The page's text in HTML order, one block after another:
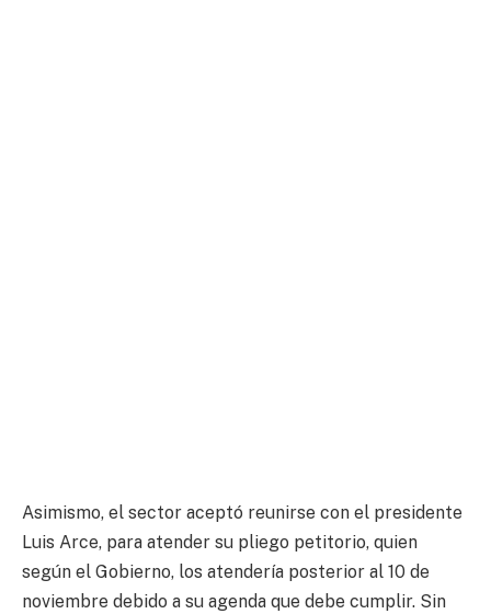
Asimismo, el sector aceptó reunirse con el presidente
Luis Arce, para atender su pliego petitorio, quien
según el Gobierno, los atendería posterior al 10 de
noviembre debido a su agenda que debe cumplir. Sin